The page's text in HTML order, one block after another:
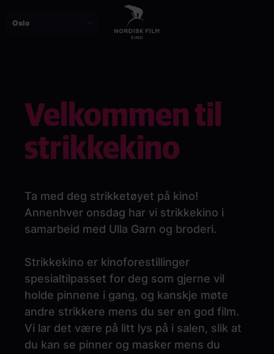
Velkommen til
strikkekino
Ta med deg strikketøyet på kino!
Annenhver onsdag har vi strikkekino i
samarbeid med Ulla Garn og broderi.
Strikkekino er kinoforestillinger
spesialtilpasset for deg som gjerne vil
holde pinnene i gang, og kanskje møte
andre strikkere mens du ser en god film.
Vi lar det være på litt lys på i salen, slik at
du kan se pinner og masker mens du